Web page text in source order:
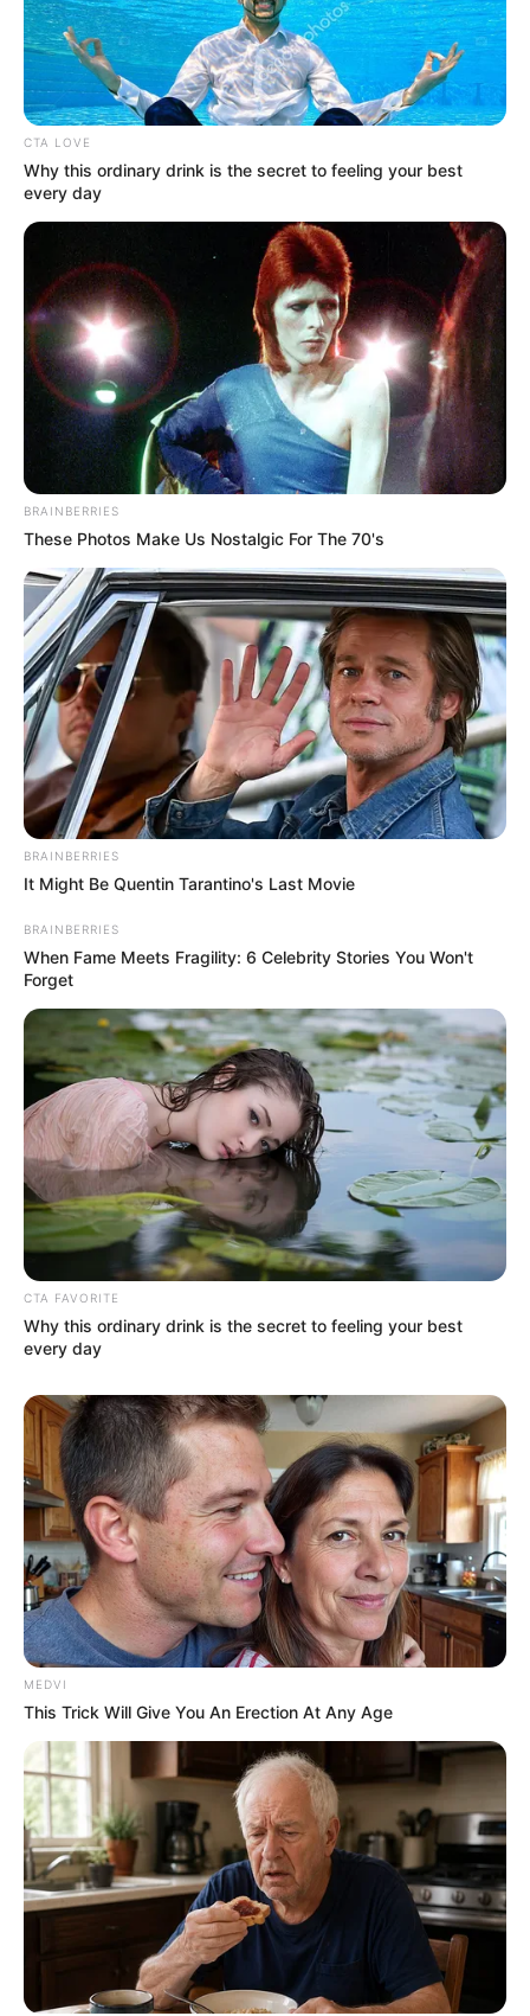
CTA LOVE
Why this ordinary drink is the secret to feeling your best
every day
BRAINBERRIES
These Photos Make Us Nostalgic For The 70's
BRAINBERRIES
It Might Be Quentin Tarantino's Last Movie
BRAINBERRIES
When Fame Meets Fragility: 6 Celebrity Stories You Won't
Forget
CTA FAVORITE
Why this ordinary drink is the secret to feeling your best
every day
MEDVI
This Trick Will Give You An Erection At Any Age